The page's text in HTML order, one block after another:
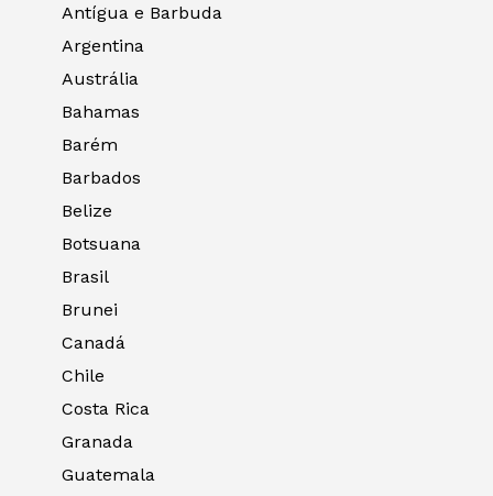
Antígua e Barbuda
Argentina
Austrália
Bahamas
Barém
Barbados
Belize
Botsuana
Brasil
Brunei
Canadá
Chile
Costa Rica
Granada
Guatemala